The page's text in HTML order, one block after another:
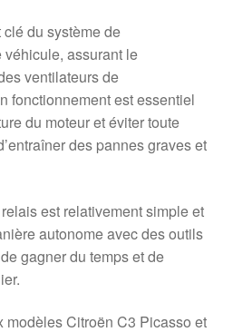
du système de
véhicule, assurant le
ventilateurs de
fonctionnement est essentiel
du moteur et éviter toute
des pannes graves et
est relativement simple et
autonome avec des outils
gagner du temps et de
modèles Citroën C3 Picasso et